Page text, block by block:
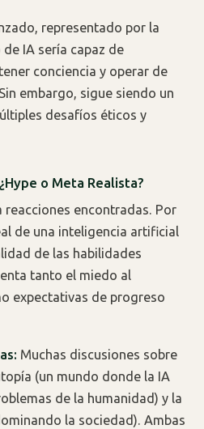
representado por la
IA sería capaz de
conciencia y operar de
embargo, sigue siendo un
desafíos éticos y
o Meta Realista?
reacciones encontradas. Por
de una inteligencia artificial
de las habilidades
tanto el miedo al
expectativas de progreso
Muchas discusiones sobre
(un mundo donde la IA
de la humanidad) y la
la sociedad). Ambas